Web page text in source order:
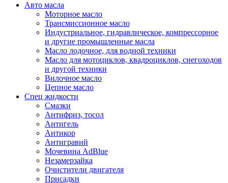
Авто масла
Моторное масло
Трансмиссионное масло
Индустриальное, гидравлическое, компрессорное
и другие промышленные масла
Масло лодочное, для водной техники
Масло для мотоциклов, квадроциклов, снегоходов
и другой техники
Вилочное масло
Цепное масло
Спец жидкости
Смазки
Антифриз, тосол
Антигель
Антикор
Антигравий
Мочевина AdBlue
Незамерзайка
Очистители двигателя
Присадки